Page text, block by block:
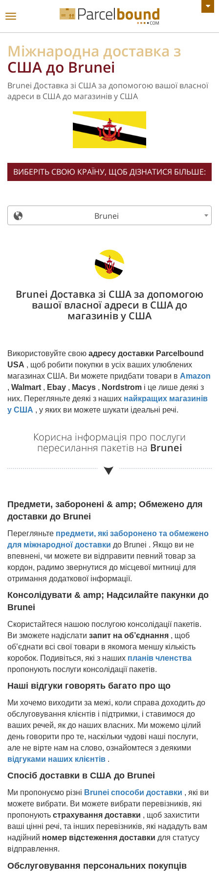
ПЕРЕГЛЯНУТИ ВСІ ОГОЛОШЕННЯ
Увімкнути
Міжнародна доставка з
США до Brunei
Brunei Доставка зі США за допомогою вашої власної
адреси в США до магазинів у США
ВИБЕРІТЬ СВОЮ КРАЇНУ, ЩОБ ДІЗНАТИСЯ БІЛЬШЕ:
Brunei
Brunei Доставка зі США за допомогою
вашої власної адреси в США до
магазинів у США
Використовуйте свою адресу доставки Parcelbound
USA , щоб робити покупки в усіх ваших улюблених
магазинах США. Ви можете придбати товари в Amazon
, Walmart , Ebay , Macys , Nordstrom і це лише деякі з
них. Перегляньте деякі з наших найкращих магазинів
у США , у яких ви можете шукати ідеальні речі.
Корисна інформація про послуги
пересилання пакетів на Brunei
Предмети, заборонені & amp; Обмежено для
доставки до Brunei
Перегляньте предмети, які заборонено та обмежено
для міжнародної доставки до Brunei . Якщо ви не
впевнені, чи можете ви відправити певний товар за
кордон, радимо звернутися до місцевої митниці для
отримання додаткової інформації.
Консолідувати & amp; Надсилайте пакунки до
Brunei
Скористайтеся нашою послугою консолідації пакетів.
Ви зможете надіслати запит на об’єднання , щоб
об’єднати всі свої товари в якомога меншу кількість
коробок. Подивіться, які з наших планів членства
пропонують послуги консолідації пакетів.
Наші відгуки говорять багато про що
Ми хочемо виходити за межі, коли справа доходить до
обслуговування клієнтів і підтримки, і ставимося до
ваших речей, як до наших власних. Ми можемо цілий
день говорити про те, наскільки чудові наші послуги,
але не вірте нам на слово, ознайомтеся з деякими
відгуками наших клієнтів .
Спосіб доставки в США до Brunei
Ми пропонуємо різні Brunei способи доставки , які ви
можете вибрати. Ви можете вибрати перевізників, які
пропонують страхування доставки , щоб захистити
ваші цінні речі, та інших перевізників, які нададуть вам
надійний номер відстеження доставки для статусу
відправлення.
Обслуговування персональних покупців